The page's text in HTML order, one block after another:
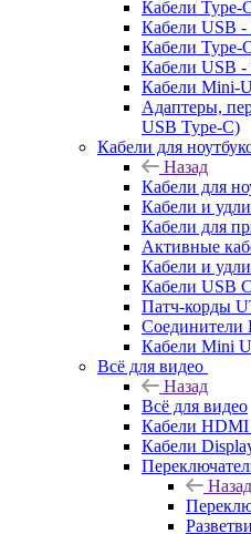
Кабели Type-
Кабели USB
Кабели Type-
Кабели USB
Кабели Mini-
Адаптеры,
USB Type-C)
Кабели для
Назад
Кабели для
Кабели и
Кабели для
Активные
Кабели и
Кабели USB
Патч-корды
Соединители
Кабели Mini
Всё для видео
Назад
Всё для видео
Кабели HDMI
Кабели
Назад